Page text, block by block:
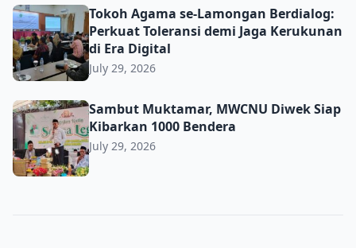
Tokoh Agama se-Lamongan Berdialog: Perkuat
Tokoh Agama se-Lamongan Berdialog:
Perkuat Toleransi demi Jaga Kerukunan
di Era Digital
July 29, 2026
Sambut Muktamar, MWCNU Diwek Siap Kibarkan 1000
Sambut Muktamar, MWCNU Diwek Siap
Kibarkan 1000 Bendera
July 29, 2026